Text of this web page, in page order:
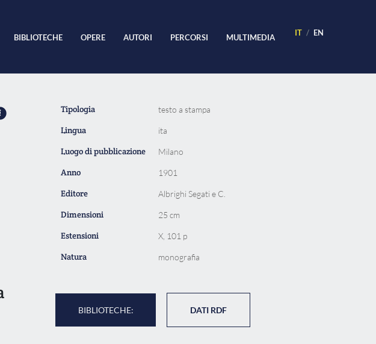
BIBLIOTECHE OPERE AUTORI PERCORSI MULTIMEDIA IT EN
Tipologia testo a stampa
Lingua ita
Luogo di pubblicazione Milano
Anno 1901
Editore Albrighi Segati e C.
Dimensioni 25 cm
Estensioni X, 101 p
Natura monografia
BIBLIOTECHE: DATI RDF